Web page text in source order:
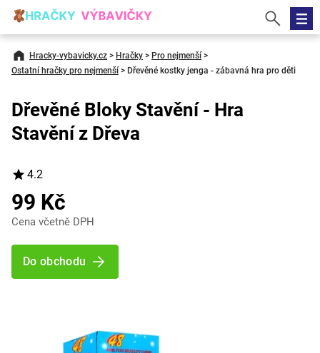
Hracky-vybavicky.cz > Hračky > Pro nejmenší >
Ostatní hračky pro nejmenší > Dřevěné kostky jenga - zábavná hra pro děti
Dřevěné Bloky Stavění - Hra
Stavění z Dřeva
4.2
99 Kč
Cena včetně DPH
Do obchodu